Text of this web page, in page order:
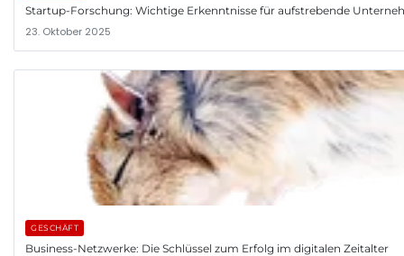
Startup-Forschung: Wichtige Erkenntnisse für aufstrebende
23. Oktober 2025
GESCHÄFT
Business-Netzwerke: Die Schlüssel zum Erfolg im digitalen Zeitalter